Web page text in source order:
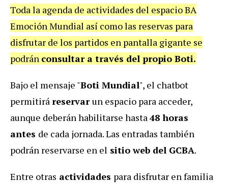
Toda la agenda de actividades del espacio BA
Emoción Mundial así como las reservas para
disfrutar de los partidos en pantalla gigante se
podrán consultar a través del propio Boti.
Bajo el mensaje "Boti Mundial", el chatbot
permitiráreservarun espacio para acceder,
aunque deberán habilitarse hasta48 horas
antes de cada jornada. Las entradas también
podrán reservarse en el sitio web del GCBA.
Entre otras actividades para disfrutar en familia